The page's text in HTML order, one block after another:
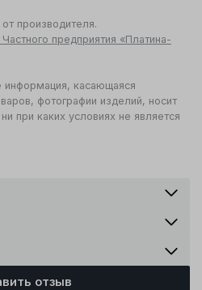
производителя.
Частного предприятия «Платина-
информация, касающаяся
фотографии изделий, носит
при каких условиях не является
отзыв